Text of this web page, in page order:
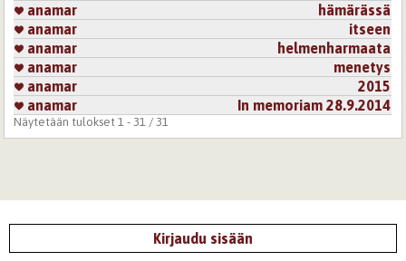
anamar
hämärässä
anamar
itseen
anamar
helmenharmaata
anamar
menetys
anamar
2015
anamar
In memoriam 28.9.2014
Näytetään tulokset 1 - 31 / 31
Kirjaudu sisään